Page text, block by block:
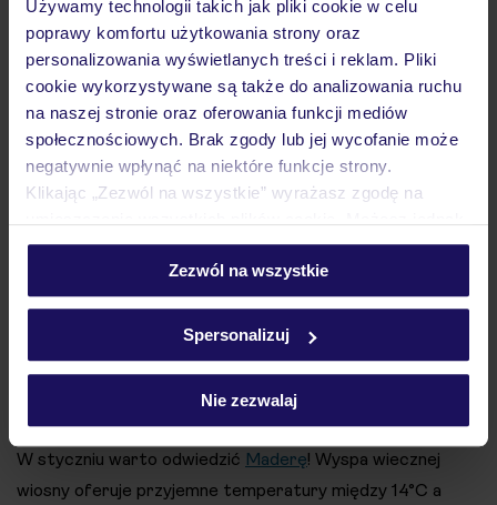
Używamy technologii takich jak pliki cookie w celu
poprawy komfortu użytkowania strony oraz
personalizowania wyświetlanych treści i reklam. Pliki
cookie wykorzystywane są także do analizowania ruchu
na naszej stronie oraz oferowania funkcji mediów
społecznościowych. Brak zgody lub jej wycofanie może
negatywnie wpłynąć na niektóre funkcje strony.
Klikając „Zezwól na wszystkie” wyrażasz zgodę na
personalizować swój wybór wchodząc w zakładkę
Szczegółowe informacje o plikach cookie znajdziesz
polityce plików cookies oraz polityce prywatności
Zezwól na wszystkie
Spersonalizuj
Nie zezwalaj
czyni to miejsce prawdziwym rajem dla miłośników
podwodnej fotografii.
Europejskie kierunki na zimowe wakacje
W styczniu warto odwiedzić Maderę! Wyspa wiecznej
wiosny oferuje przyjemne temperatury między 14°C a